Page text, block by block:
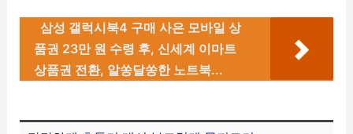
삼성 갤럭시북4 구매 사은 모바일 상
품권 23만 원 수령 후, 신세계 이마트
상품권 전환, 알쏭달쏭한 노트북...